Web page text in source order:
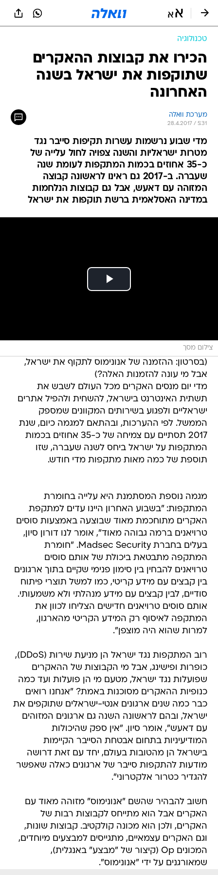
טכנולוגיה
הכירו את קבוצות ההאקרים
שתוקפות את ישראל בשנה
האחרונה
מערכת וואלה
28.4.2017 / 5:31
מדי שבוע נרשמות עשרות תקיפות סייבר נגד
מטרות ישראליות והשנה צפויה לחול עלייה של
כ-35 אחוזים בכמות המתקפות לעומת שנה
שעברה. ב-2017 גם ראינו לראשונה קבוצה
המזוהה עם דאעש, אבל גם קבוצות הנלחמות
במדינה האסלאמית ברשת תוקפות את ישראל
צילום מסך
(בסרטון: ההזמנה של אנונימוס לתקוף את ישראל,
אבל מי עונה להזמנות האלה?)
מדי יום מנסים האקרים מכל העולם לשבש את
תשתית האינטרנט בישראל, להשחית ולהפיל אתרים
ישראליים ולפגוע בשירותים המקוונים שמספק
הממשל. לפי ההערכות, ובהתאם למגמה כיום, שנת
2017 תסתיים עם צמיחה של כ-35 אחוזים בכמות
המתקפות על ישראל ביחס לשנה שעברה, שזו
תוספת של כמה מאות מתקפות מדי חודש.
מגמה נוספת המסתמנת היא עלייה בחומרת
המתקפות: "בשבוע האחרון היינו עדים למתקפת
האקרים מתוחכמת מאוד שבוצעה באמצעות סוסים
טרויאנים ברמה גבוהה מאוד", אומר לנו דורון סיון,
בעלים בחברת Madsec Security. "חומרת
המתקפה מתבטאת ביכולת של אותם סוסים
טרויאנים להבחין בין סימון פנימי שקיים בתוך ארגונים
בין קבצים עם מידע קריטי, כמו למשל תוצרי פיתוח
סודיים, לבין קבצים עם מידע מנהלתי ולא משמעותי.
אותם סוסים טרויאנים חדישים הצליחו לכוון את
המתקפה לאיסוף רק המידע הקריטי מהארגון,
למרות שהוא היה מוצפן".
רוב המתקפות נגד ישראל הן מניעת שירות (DDoS),
כופרות ופישינג, אבל מי הקבוצות של ההאקרים
שפועלות נגד ישראל, מטעם מי הן פועלות ועד כמה
כנופיות ההאקרים מסוכנות באמת? "אנחנו רואים
כבר כמה שנים ארגונים אנטי-ישראלים שתוקפים את
ישראל, ובהם לראשונה השנה גם ארגונים המזוהים
עם דאעש", אומר סיון. "אין ספק שהיכולות
המודיעיניות בתחום אבטחת הסייבר הקיימות
בישראל הן מהטובות בעולם, יחד עם זאת דרושה
מודעות להתקפות סייבר של ארגונים כאלה שאפשר
להגדיר כטרור אלקטרוני".
חשוב להבהיר שהשם "אנונימוס" מזוהה מאוד עם
האקרים אבל הוא מתייחס לקבוצות רבות של
האקרים, ולכן הוא מכונה קולקטיב. קבוצות שונות,
וגם האקרים עצמאיים, מתגייסים למבצעים מיוחדים,
המכונים Op (קיצור של "מבצע" באנגלית),
שמאורגנים על ידי "אנונימוס".